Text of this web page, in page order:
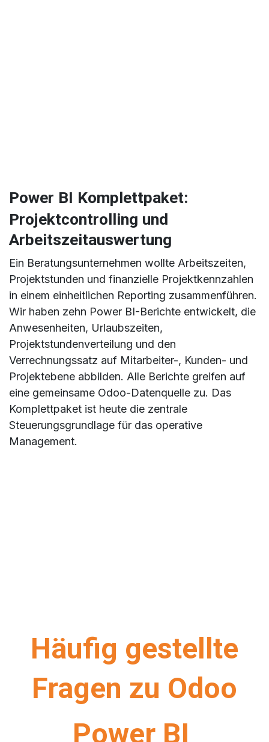
Power BI Komplettpaket:
Projektcontrolling und
Arbeitszeitauswertung
Ein Beratungsunternehmen wollte Arbeitszeiten,
Projektstunden und finanzielle Projektkennzahlen
in einem einheitlichen Reporting zusammenführen.
Wir haben zehn Power BI-Berichte entwickelt, die
Anwesenheiten, Urlaubszeiten,
Projektstundenverteilung und den
Verrechnungssatz auf Mitarbeiter-, Kunden- und
Projektebene abbilden. Alle Berichte greifen auf
eine gemeinsame Odoo-Datenquelle zu. Das
Komplettpaket ist heute die zentrale
Steuerungsgrundlage für das operative
Management.
Häufig gestellte
Fragen zu Odoo
Power BI